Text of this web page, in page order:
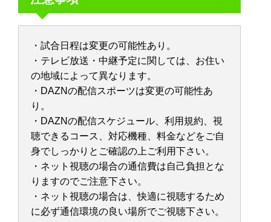
・試合日程は変更の可能性あり。
・テレビ放送・中継予定に関しては、お住い
の地域によって異なります。
・DAZNの配信スポーツは変更の可能性あ
り。
・DAZNの配信スケジュール、利用規約、視
聴できるコース、対応機種、料金などをご自
身でしっかりとご確認の上ご利用下さい。
・ネット視聴の場合の通信費は自己負担とな
りますのでご注意下さい。
・ネット視聴の場合は、快適に視聴するため
に必ず通信環境の良い場所でご視聴下さい。